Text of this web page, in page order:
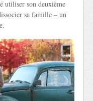
utiliser son deuxième
sa famille – un